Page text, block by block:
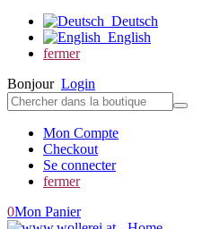
Deutsch
English
fermer
Bonjour Login
Mon Compte
Checkout
Se connecter
fermer
0Mon Panier